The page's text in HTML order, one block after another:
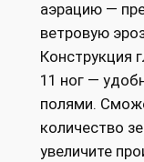
аэрацию —
ветровую
Конструкция
11 ног —
полями.
количество
увеличите